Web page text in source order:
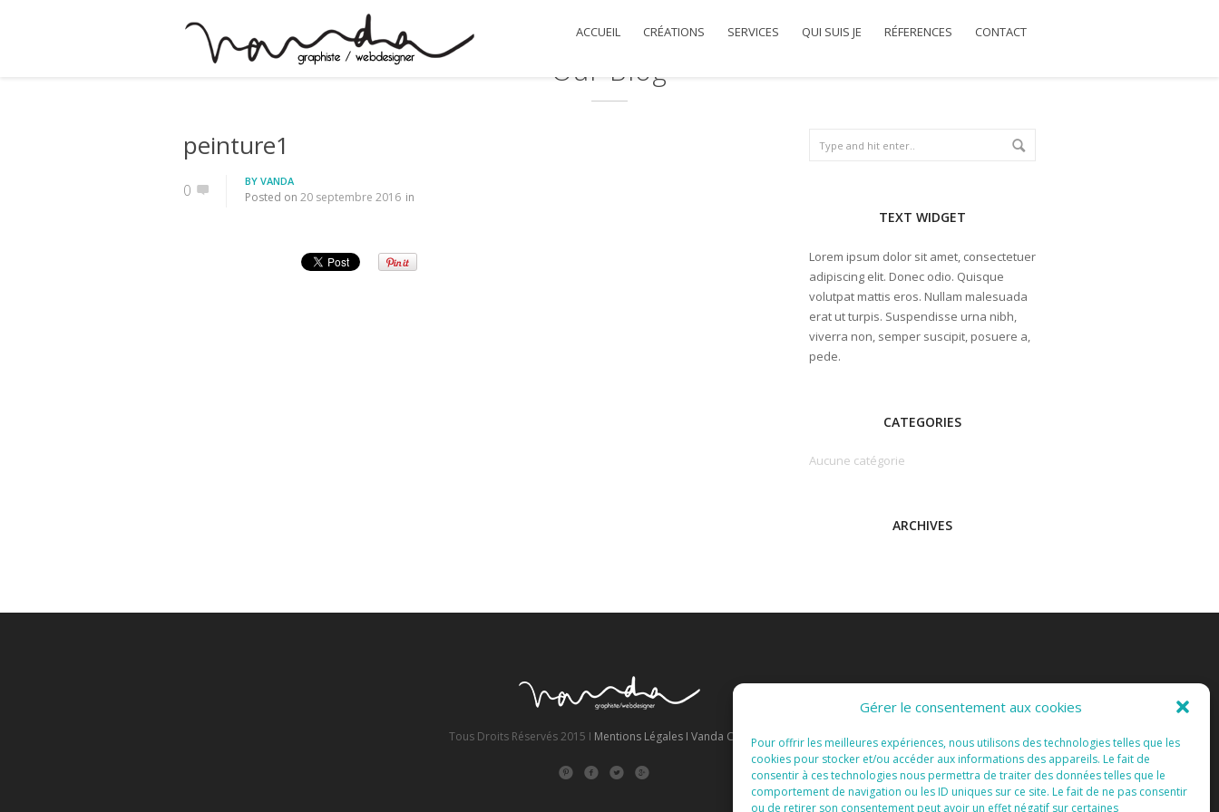
Gérer le consentement aux cookies
Pour offrir les meilleures expériences, nous utilisons des technologies telles que les
cookies pour stocker et/ou accéder aux informations des appareils. Le fait de
consentir à ces technologies nous permettra de traiter des données telles que le
comportement de navigation ou les ID uniques sur ce site. Le fait de ne pas consentir
ou de retirer son consentement peut avoir un effet négatif sur certaines
ACCUEIL CRÉATIONS SERVICES QUI SUIS JE RÉFERENCES CONTACT
Our Blog
peinture1
0 BY VANDA
Posted on 20 septembre 2016 in
TEXT WIDGET
Lorem ipsum dolor sit amet, consectetuer
adipiscing elit. Donec odio. Quisque
volutpat mattis eros. Nullam malesuada
erat ut turpis. Suspendisse urna nibh,
viverra non, semper suscipit, posuere a,
pede.
CATEGORIES
Aucune catégorie
ARCHIVES
Tous Droits Réservés 2015 I Mentions Légales I Vanda Cipriano